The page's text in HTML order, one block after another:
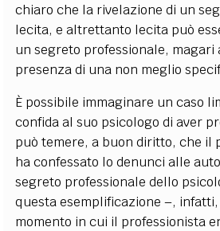
chiaro che la rivelazione di un
lecita, e altrettanto lecita può
un segreto professionale, magari
presenza di una non meglio
È possibile immaginare un caso
confida al suo psicologo di aver
può temere, a buon diritto, che il
ha confessato lo denunci alle
segreto professionale dello
questa esemplificazione –,
momento in cui il professionista